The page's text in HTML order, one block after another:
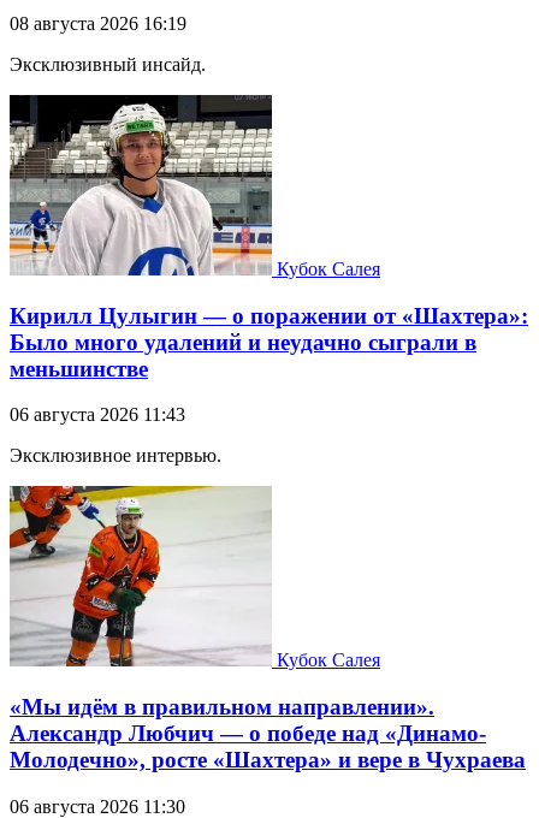
08 августа 2026 16:19
Эксклюзивный инсайд.
Кубок Салея
Кирилл Цулыгин — о поражении от «Шахтера»:
Было много удалений и неудачно сыграли в
меньшинстве
06 августа 2026 11:43
Эксклюзивное интервью.
Кубок Салея
«Мы идём в правильном направлении».
Александр Любчич — о победе над «Динамо-
Молодечно», росте «Шахтера» и вере в Чухраева
06 августа 2026 11:30